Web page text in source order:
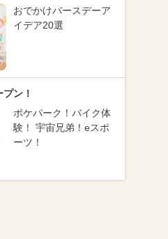
おでかけバースデーア
イデア20選
ン！
ポケパーク！バイク体
験！ 宇宙兄弟！eスポ
ーツ！